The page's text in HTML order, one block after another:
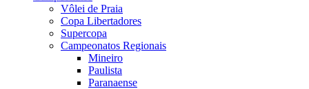
Vôlei de Praia
Copa Libertadores
Supercopa
Campeonatos Regionais
Mineiro
Paulista
Paranaense